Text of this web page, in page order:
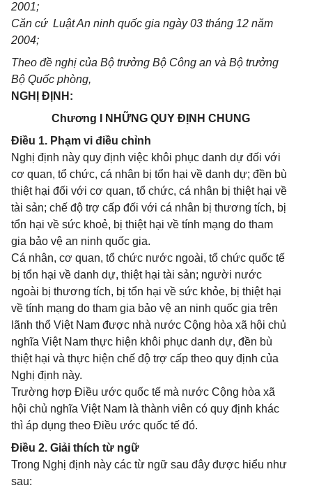
2001;
Căn cứ Luật An ninh quốc gia ngày 03 tháng 12 năm
2004;
Theo đề nghị của Bộ trưởng Bộ Công an và Bộ trưởng
Bộ Quốc phòng,
NGHỊ ĐỊNH:
Chương I NHỮNG QUY ĐỊNH CHUNG
Điều 1. Phạm vi điều chỉnh
Nghị định này quy định việc khôi phục danh dự đối với
cơ quan, tổ chức, cá nhân bị tổn hại về danh dự; đền bù
thiệt hại đối với cơ quan, tổ chức, cá nhân bị thiệt hại về
tài sản; chế độ trợ cấp đối với cá nhân bị thương tích, bị
tổn hại về sức khoẻ, bị thiệt hại về tính mạng do tham
gia bảo vệ an ninh quốc gia.
Cá nhân, cơ quan, tổ chức nước ngoài, tổ chức quốc tế
bị tổn hại về danh dự, thiệt hại tài sản; người nước
ngoài bị thương tích, bị tổn hại về sức khỏe, bị thiệt hại
về tính mạng do tham gia bảo vệ an ninh quốc gia trên
lãnh thổ Việt Nam được nhà nước Cộng hòa xã hội chủ
nghĩa Việt Nam thực hiện khôi phục danh dự, đền bù
thiệt hại và thực hiện chế độ trợ cấp theo quy định của
Nghị định này.
Trường hợp Điều ước quốc tế mà nước Cộng hòa xã
hội chủ nghĩa Việt Nam là thành viên có quy định khác
thì áp dụng theo Điều ước quốc tế đó.
Điều 2. Giải thích từ ngữ
Trong Nghị định này các từ ngữ sau đây được hiểu như
sau: